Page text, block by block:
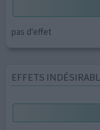
pas d'effet
EFFETS